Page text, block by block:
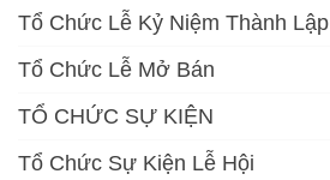
Tổ Chức Lễ Kỷ Niệm Thành Lập
Tổ Chức Lễ Mở Bán
TỔ CHỨC SỰ KIỆN
Tổ Chức Sự Kiện Lễ Hội